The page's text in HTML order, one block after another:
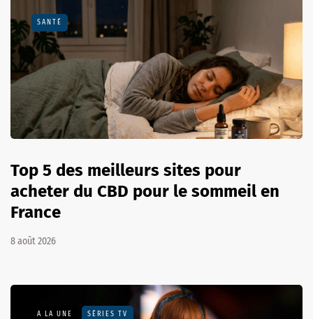
SANTÉ
Top 5 des meilleurs sites pour
acheter du CBD pour le sommeil en
France
8 août 2026
A LA UNE SÉRIES TV